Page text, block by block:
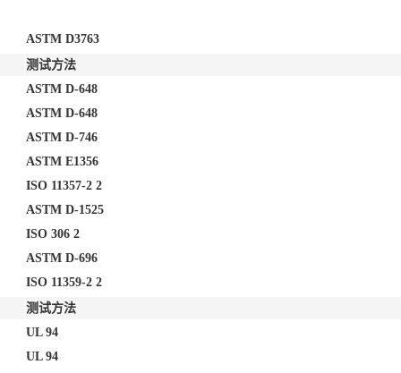
ASTM D3763
测试方法
ASTM D-648
ASTM D-648
ASTM D-746
ASTM E1356
ISO 11357-2 2
ASTM D-1525
ISO 306 2
ASTM D-696
ISO 11359-2 2
测试方法
UL 94
UL 94